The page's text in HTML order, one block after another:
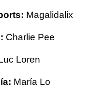
Magalidalix
Charlie Pee
Loren
María Lo